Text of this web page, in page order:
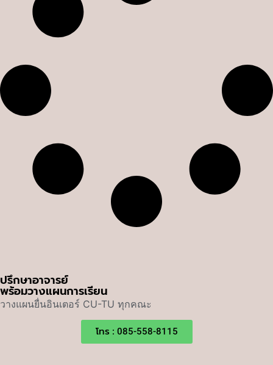
ปรึกษาอาจารย์
พร้อมวางแผนการเรียน
วางแผนยื่นอินเตอร์ CU-TU ทุกคณะ
โทร : 085-558-8115